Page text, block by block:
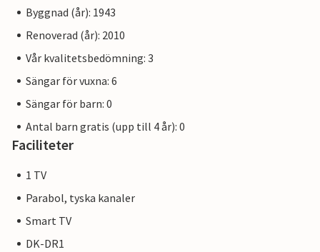
Byggnad (år): 1943
Renoverad (år): 2010
Vår kvalitetsbedömning: 3
Sängar för vuxna: 6
Sängar för barn: 0
Antal barn gratis (upp till 4 år): 0
Faciliteter
1 TV
Parabol, tyska kanaler
Smart TV
DK-DR1